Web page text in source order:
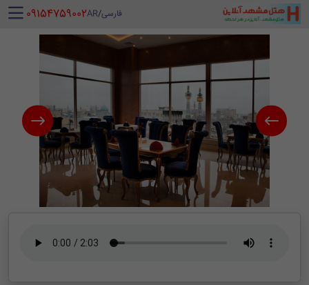
فارسی/
AR
‪ 09154759002